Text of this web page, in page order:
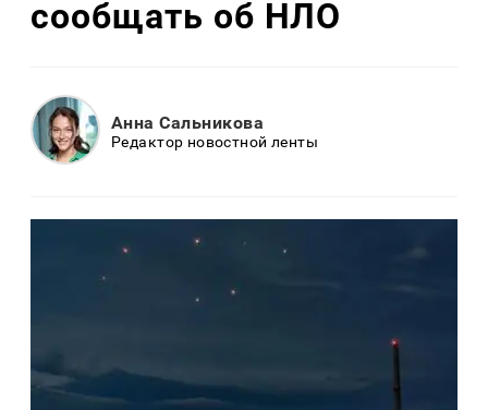
сообщать об НЛО
Анна Сальникова
Редактор новостной ленты